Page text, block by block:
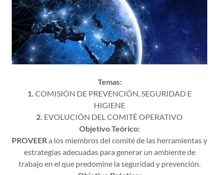
Temas:
1. COMISIÓN DE PREVENCIÓN, SEGURIDAD E
HIGIENE
2. EVOLUCIÓN DEL COMITÉ OPERATIVO
Objetivo Teórico:
PROVEERa los miembros del comité de las herramientas y
estrategias adecuadas para generar un ambiente de
trabajo en el que predomine la seguridad y prevención.